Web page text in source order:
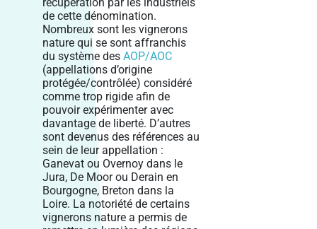
de cette dénomination.
Nombreux sont les vignerons
nature qui se sont affranchis
du système des AOP/AOC
(appellations d’origine
protégée/contrôlée) considéré
comme trop rigide afin de
pouvoir expérimenter avec
davantage de liberté. D’autres
sont devenus des références au
sein de leur appellation :
Ganevat ou Overnoy dans le
Jura, De Moor ou Derain en
Bourgogne, Breton dans la
Loire. La notoriété de certains
vignerons nature a permis de